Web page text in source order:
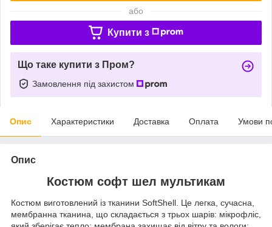
або
Купити з
Що таке купити з Пром?
Замовлення під захистом
Опис Характеристики Доставка Оплата Умови
Опис
Костюм софт шел мультикам
Костюм виготовлений із тканини SoftShell. Це легка, сучасна,
мембранна тканина, що складається з трьох шарів: мікрофліс,